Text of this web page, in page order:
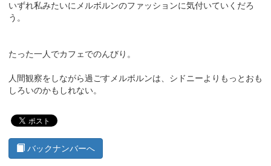
いずれ私みたいにメルボルンのファッションに気付いていくだろ
う。
たった一人でカフェでのんびり。
人間観察をしながら過ごすメルボルンは、シドニーよりもっとおも
しろいのかもしれない。
バックナンバーへ